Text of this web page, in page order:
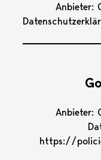
Anbieter:
Anbieter:
https://